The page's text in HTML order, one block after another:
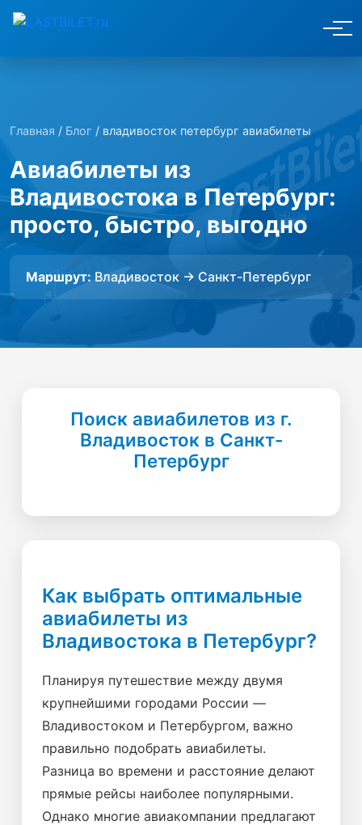
Главная / Блог / владивосток петербург авиабилеты
Авиабилеты из
Владивостока в Петербург:
просто, быстро, выгодно
Маршрут:Владивосток → Санкт-Петербург
Поиск авиабилетов из г.
Владивосток в Санкт-
Петербург
Как выбрать оптимальные
авиабилеты из
Владивостока в Петербург?
Планируя путешествие между двумя
крупнейшими городами России —
Владивостоком и Петербургом, важно
правильно подобрать авиабилеты.
Разница во времени и расстояние делают
прямые рейсы наиболее популярными.
Однако многие авиакомпании предлагают